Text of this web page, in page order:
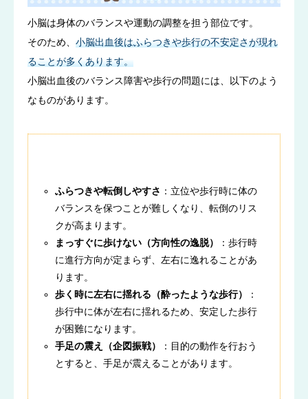
小脳は身体のバランスや運動の調整を担う部位です。
そのため、 小脳出血後はふらつきや歩行の不安定さが現れ
ることが多くあります。
小脳出血後のバランス障害や歩行の問題には、以下のよう
なものがあります。
ふらつきや転倒しやすさ ：立位や歩行時に体の
バランスを保つことが難しくなり、転倒のリス
クが高まります。
まっすぐに歩けない（方向性の逸脱）
：歩行時
に進行方向が定まらず、左右に逸れることがあ
ります。
歩く時に左右に揺れる（酔ったような歩行）
：
歩行中に体が左右に揺れるため、安定した歩行
が困難になります。
手足の震え（企図振戦）
：目的の動作を行おう
とすると、手足が震えることがあります。